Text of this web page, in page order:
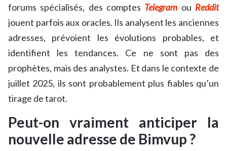
forums spécialisés, des comptes Telegram ou Reddit
jouent parfois aux oracles. Ils analysent les anciennes
adresses, prévoient les évolutions probables, et
identifient les tendances. Ce ne sont pas des
prophètes, mais des analystes. Et dans le contexte de
juillet 2025, ils sont probablement plus fiables qu’un
tirage de tarot.
Peut-on vraiment anticiper la
nouvelle adresse de Bimvup ?